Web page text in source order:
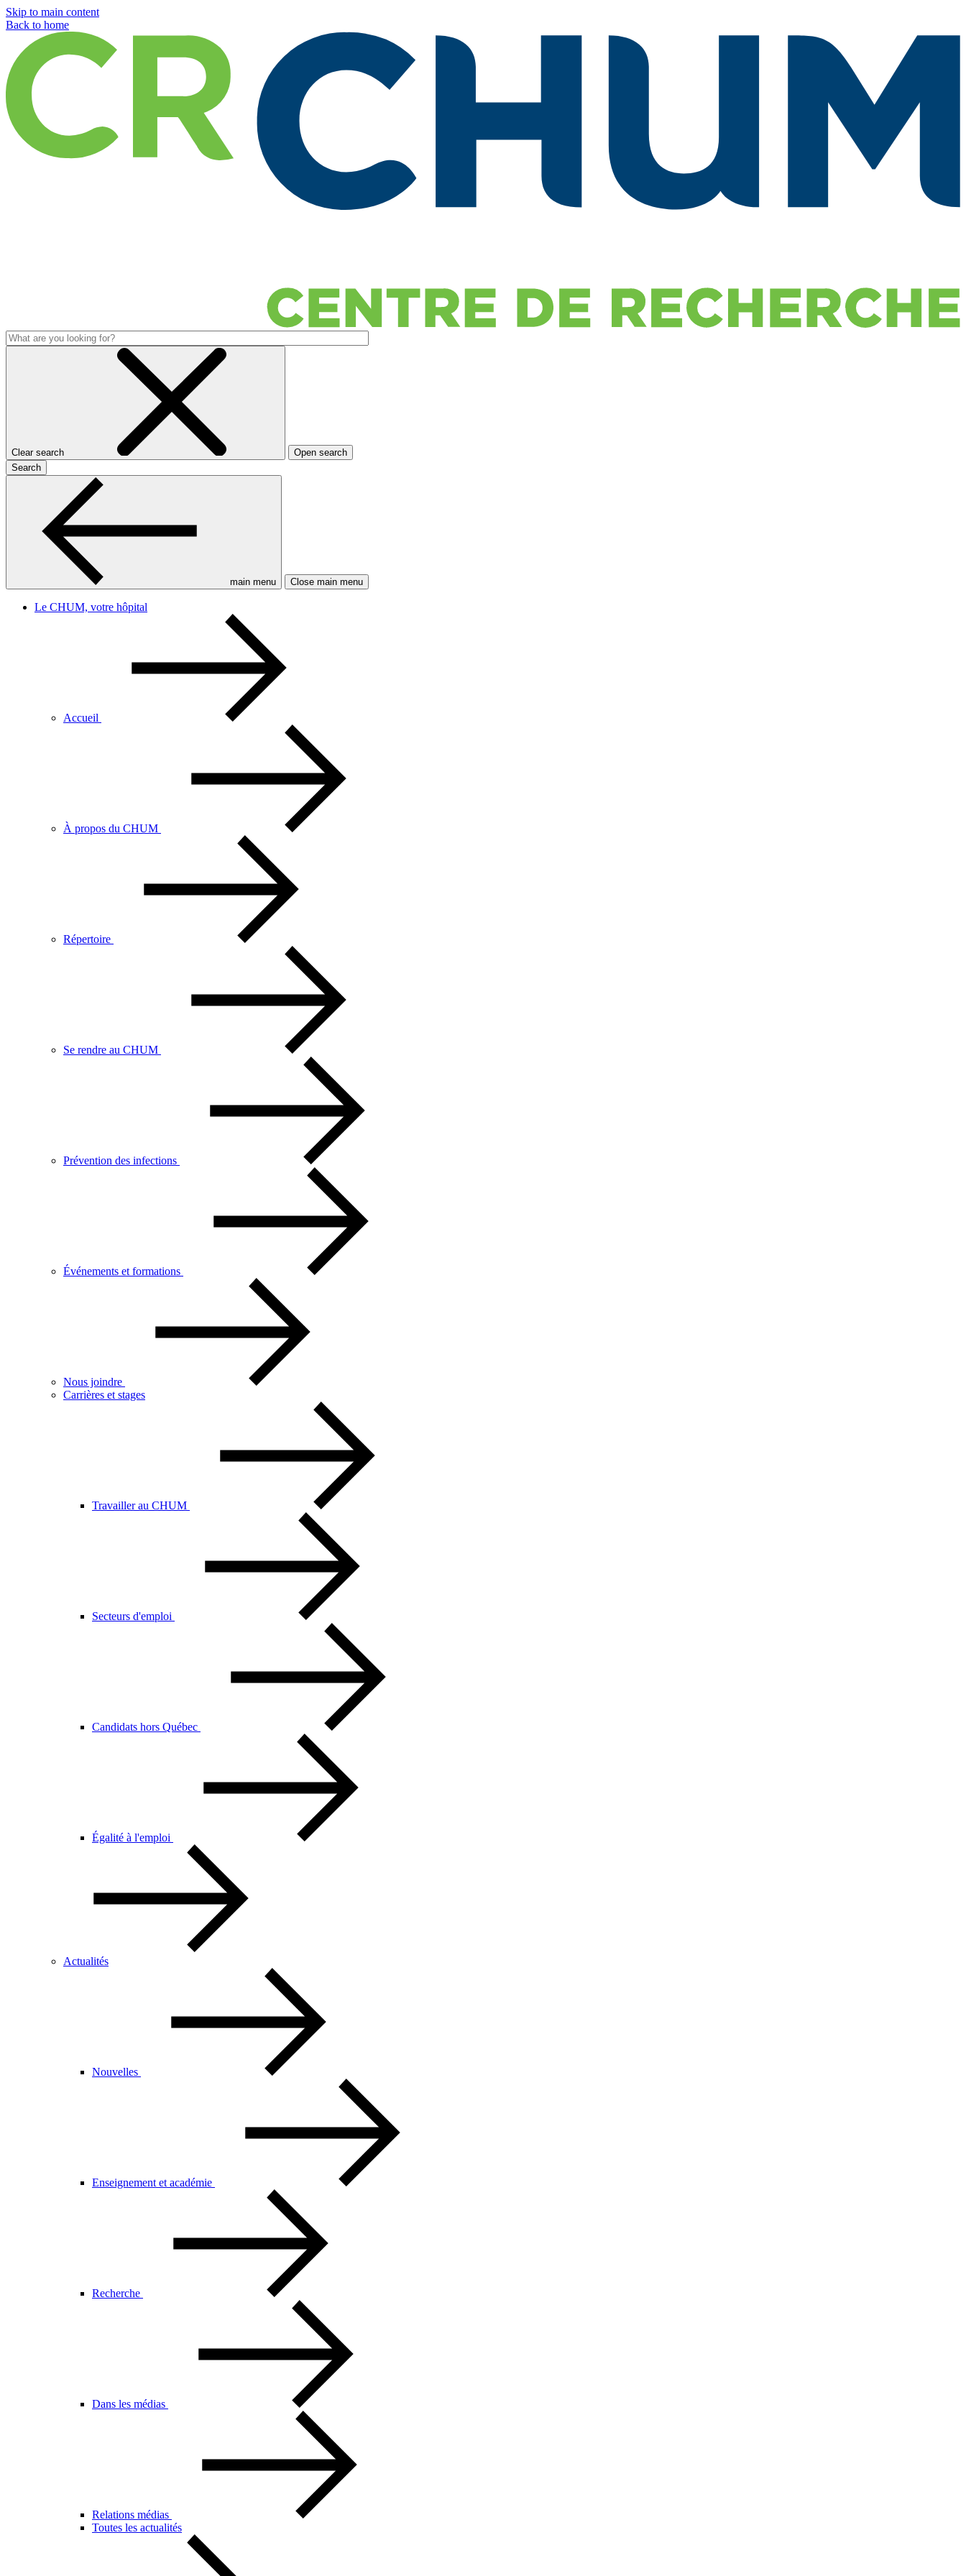
Skip to main content
Back to home
Clear search
Open search
Search
main menu Close main menu
Le CHUM, votre hôpital
Accueil
À propos du CHUM
Répertoire
Se rendre au CHUM
Prévention des infections
Événements et formations
Nous joindre
Carrières et stages
Travailler au CHUM
Secteurs d'emploi
Candidats hors Québec
Égalité à l'emploi
Actualités
Nouvelles
Enseignement et académie
Recherche
Dans les médias
Relations médias
Toutes les actualités